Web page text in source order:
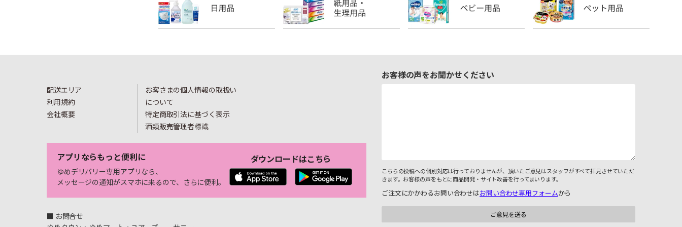
配送エリア
利用規約
会社概要
お客さまの個人情報の取扱い
について
特定商取引法に基づく表示
酒類販売管理者標識
アプリならもっと便利に
ゆめデリバリー専用アプリなら、
メッセージの通知がスマホに来るので、さらに便利。
ダウンロードはこちら
■ お問合せ
お客様の声をお聞かせください
こちらの投稿への個別対応は行っておりませんが、頂いたご意見はスタッフがすべて拝見させていただ
きます。お客様の声をもとに商品開発・サイト改善を行ってまいります。
ご注文にかかわるお問い合わせはお問い合わせ専用フォームから